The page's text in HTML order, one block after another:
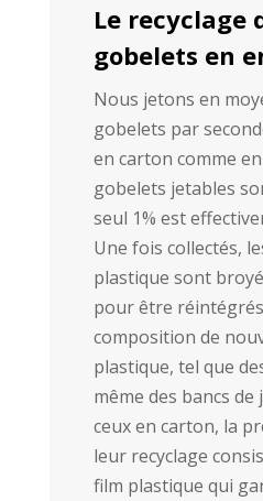
Le recyclage
gobelets en
Nous jetons en
gobelets par
en carton comme
gobelets jetables
seul 1% est
Une fois collectés,
plastique sont
pour être
composition de
plastique, tel que
même des bancs de
ceux en carton, la
leur recyclage
film plastique qui